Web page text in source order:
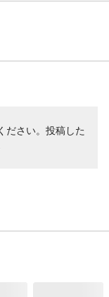
ださい。投稿した